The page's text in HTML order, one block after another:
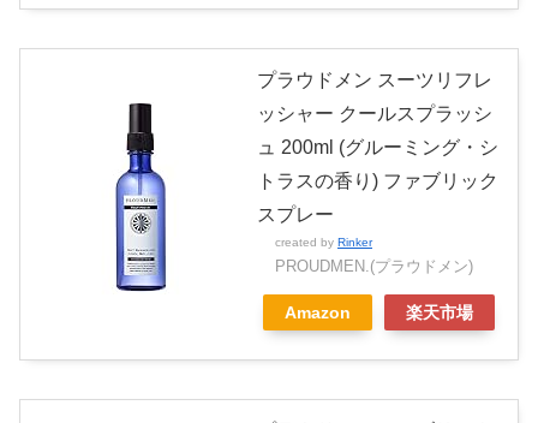
プラウドメン スーツリフレ
ッシャー クールスプラッシ
ュ 200ml (グルーミング・シ
トラスの香り) ファブリック
スプレー
created by Rinker
PROUDMEN.(プラウドメン)
Amazon 楽天市場